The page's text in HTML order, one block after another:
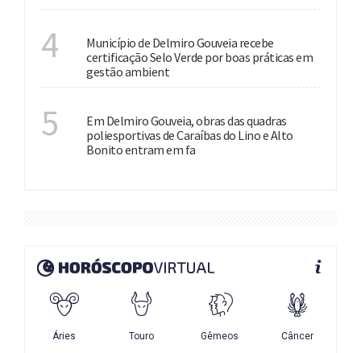
4
Município de Delmiro Gouveia recebe
certificação Selo Verde por boas práticas em
gestão ambient
5
Em Delmiro Gouveia, obras das quadras
poliesportivas de Caraíbas do Lino e Alto
Bonito entram em fa